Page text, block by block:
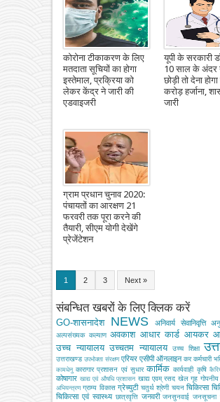
कोरोना टीकाकरण के लिए
मतदाता सूचियों का होगा
इस्तेमाल, प्रक्रिया को
लेकर केंद्र ने जारी की
एडवाइजरी
यूपी के सरकारी
10 साल के अंदर
छोड़ी तो देना
करोड़ हर्जाना,
जारी
ग्राम प्रधान चुनाव 2020:
पंचायतों का आरक्षण 21
फरवरी तक पूरा करने की
तैयारी, सीएम योगी देखेंगे
प्रेजेंटेशन
1 2 3 Next »
संबन्धित खबरों के लिए क्लिक करें
GO-शासनादेश NEWS अनिवार्य सेवानिवृत्ति
अल्‍पसंख्‍यक कल्‍याण अवकाश आधार कार्ड आयकर
उच्च न्यायालय उच्चतम न्यायालय उच्‍च शिक्षा
उत्तराखण्ड उपभोक्‍ता संरक्षण एरियर एसीपी ऑनलाइन कर कर्मचारी
कामधेनु कारागार प्रशासन एवं सुधार कार्मिक कार्यवाही कृषि
कोषागार खाद्य एवं औषधि प्रशासन खाद्य एवम् रसद खेल गृह गोपनीय
अभियन्‍त्रण ग्राम्य विकास ग्रेच्युटी चतुर्थ श्रेणी चयन चिकित्सा
चिकित्‍सा एवं स्वास्थ्य छात्रवृत्ति जनवरी जनसुनवाई जनसूचना